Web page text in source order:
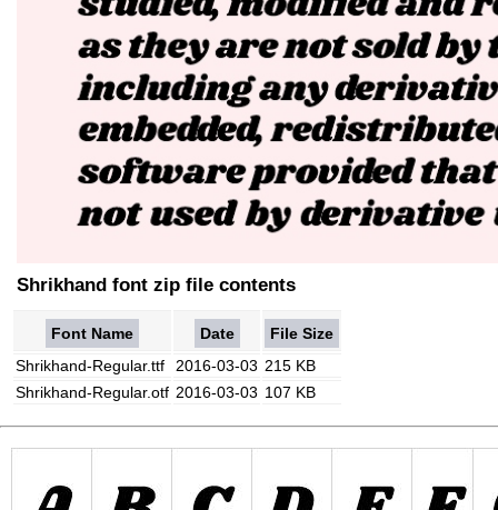
Shrikhand font zip file contents
Font Name Date
File Size
Shrikhand-Regular.ttf
2016-03-03 215 KB
Shrikhand-Regular.otf 2016-03-03 107 KB